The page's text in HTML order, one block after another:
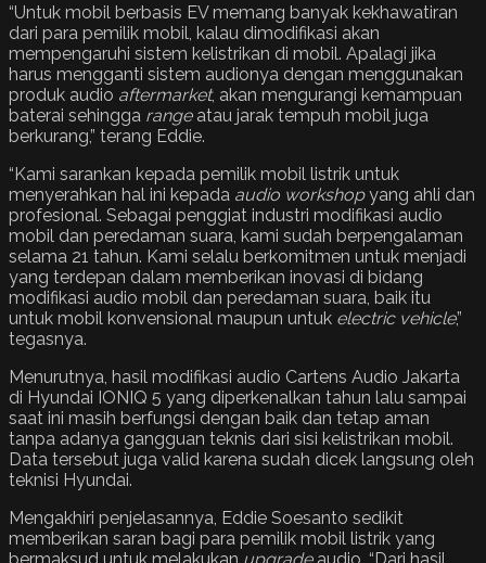
“Untuk mobil berbasis EV memang banyak kekhawatiran
dari para pemilik mobil, kalau dimodifikasi akan
mempengaruhi sistem kelistrikan di mobil. Apalagi jika
harus mengganti sistem audionya dengan menggunakan
produk audio aftermarket, akan mengurangi kemampuan
baterai sehingga rangeatau jarak tempuh mobil juga
berkurang,” terang Eddie.
“Kami sarankan kepada pemilik mobil listrik untuk
menyerahkan hal ini kepada audio workshopyang ahli dan
profesional. Sebagai penggiat industri modifikasi audio
mobil dan peredaman suara, kami sudah berpengalaman
selama 21 tahun. Kami selalu berkomitmen untuk menjadi
yang terdepan dalam memberikan inovasi di bidang
modifikasi audio mobil dan peredaman suara, baik itu
untuk mobil konvensional maupun untuk electric vehicle,”
tegasnya.
Menurutnya, hasil modifikasi audio Cartens Audio Jakarta
di Hyundai IONIQ 5 yang diperkenalkan tahun lalu sampai
saat ini masih berfungsi dengan baik dan tetap aman
tanpa adanya gangguan teknis dari sisi kelistrikan mobil.
Data tersebut juga valid karena sudah dicek langsung oleh
teknisi Hyundai.
Mengakhiri penjelasannya, Eddie Soesanto sedikit
memberikan saran bagi para pemilik mobil listrik yang
bermaksud untuk melakukan upgradeaudio. “Dari hasil